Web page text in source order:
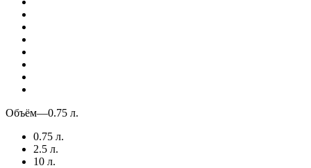
Объём—0.75 л.
0.75 л.
2.5 л.
10 л.